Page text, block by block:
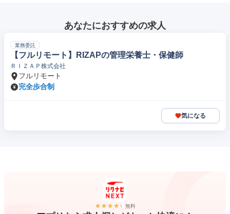
あなたにおすすめの求人
業務委託
【フルリモート】RIZAPの管理栄養士・保健師
ＲＩＺＡＰ株式会社
フルリモート
完全歩合制
気になる
無料